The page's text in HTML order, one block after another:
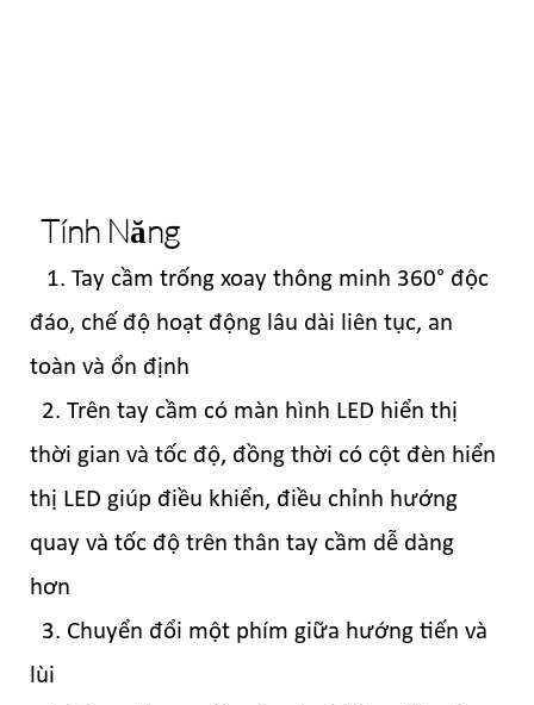
Tính Năng
1. Tay cầm trống xoay thông minh 360° độc
đáo, chế độ hoạt động lâu dài liên tục, an
toàn và ổn định
2. Trên tay cầm có màn hình LED hiển thị
thời gian và tốc độ, đồng thời có cột đèn hiển
thị LED giúp điều khiển, điều chỉnh hướng
quay và tốc độ trên thân tay cầm dễ dàng
hơn
3. Chuyển đổi một phím giữa hướng tiến và
lùi